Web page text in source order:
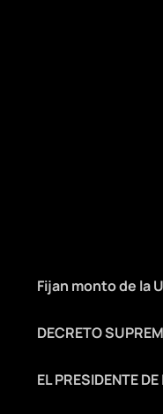
Fijan monto de la
DECRETO
EL PRESIDENTE